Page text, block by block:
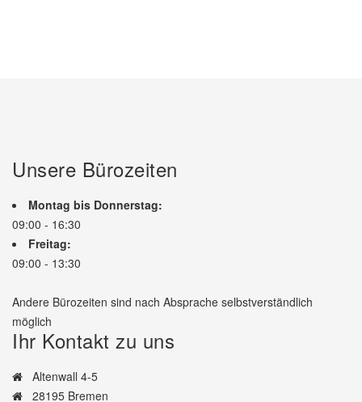
Unsere Bürozeiten
Montag bis Donnerstag:
09:00 - 16:30
Freitag:
09:00 - 13:30
Andere Bürozeiten sind nach Absprache selbstverständlich
möglich
Ihr Kontakt zu uns
Altenwall 4-5
28195 Bremen